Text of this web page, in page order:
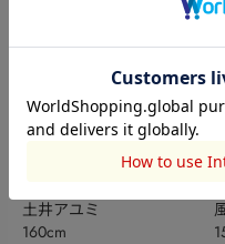
土井アユミ
160cm